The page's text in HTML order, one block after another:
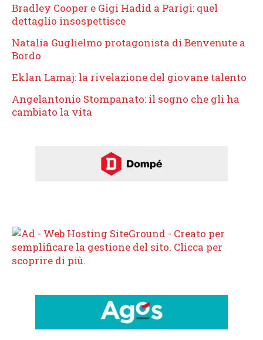
Bradley Cooper e Gigi Hadid a Parigi: quel
dettaglio insospettisce
Natalia Guglielmo protagonista di Benvenute a
Bordo
Eklan Lamaj: la rivelazione del giovane talento
Angelantonio Stompanato: il sogno che gli ha
cambiato la vita